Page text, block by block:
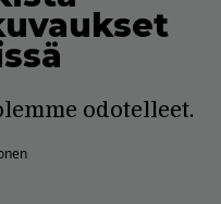
odotelleet.